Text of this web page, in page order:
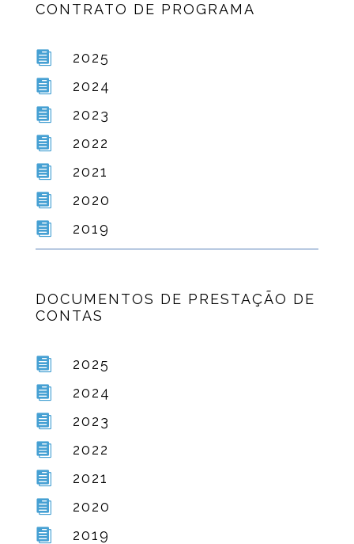
CONTRATO DE PROGRAMA

2025

2024

2023

2022

2021

2020

2019
DOCUMENTOS DE PRESTAÇÃO DE
CONTAS

2025

2024

2023

2022

2021

2020

2019